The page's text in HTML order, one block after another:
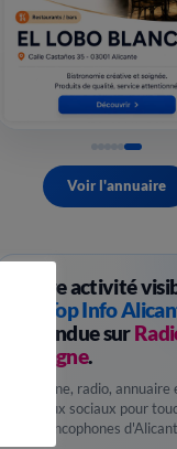
Voir l'annuaire
Votre activité
Top Info
entendue sur
Espagne.
Webzine, radio, annuaire
réseaux sociaux pour
les francophones